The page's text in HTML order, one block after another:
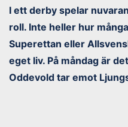
I ett derby spelar
roll. Inte heller hur
Superettan eller
eget liv. På måndag är
Oddevold tar emot